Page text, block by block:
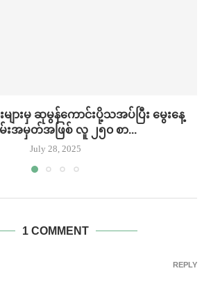
ျားမှ ဆုမွန်ကောင်းပို့သအပ်ပြီး မွေးနေ့
အမှတ်အဖြစ် လူ ၂၅၀ စာ...
July 28, 2025
1 COMMENT
REPLY